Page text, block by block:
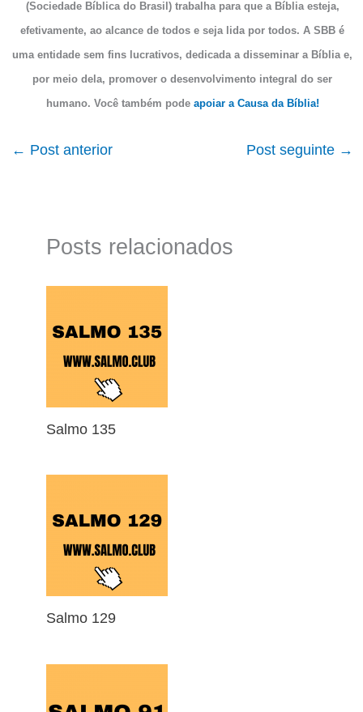
(Sociedade Bíblica do Brasil) trabalha para que a Bíblia esteja,
efetivamente, ao alcance de todos e seja lida por todos. A SBB é
uma entidade sem fins lucrativos, dedicada a disseminar a Bíblia e,
por meio dela, promover o desenvolvimento integral do ser
humano. Você também pode apoiar a Causa da Bíblia!
← Post anterior Post seguinte →
Posts relacionados
Salmo 135
Salmo 129